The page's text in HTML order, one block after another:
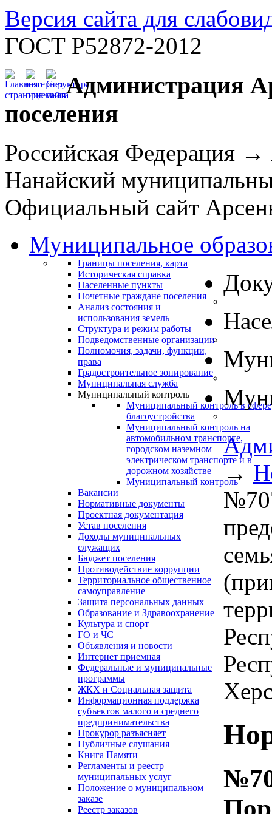
Версия сайта для
ГОСТ Р52872-2012
Администрация
поселения
Российская Федерация
Нанайский
Официальный сайт
Муниципальное
Границы поселения, карта
Историческая справка
Населенные пункты
Почетные граждане поселения
Анализ состояния и
использования земель
Структура и режим работы
Подведомственные организации
Полномочия, задачи, функции,
права
Градостроительное зонирование
Муниципальная служба
Муниципальный контроль
Муниципальный контроль в сфере
благоустройства
Муниципальный контроль на
автомобильном транспорте,
городском наземном
электрическом транспорте и в
дорожном хозяйстве
Муниципальный контроль
Вакансии
Нормативные документы
Проектная документация
Устав поселения
Доходы муниципальных
служащих
Бюджет поселения
Противодействие коррупции
Территориальное общественное
самоуправление
Защита персональных данных
Образование и Здравоохранение
Культура и спорт
ГО и ЧС
Объявления и новости
Интернет приемная
Федеральные и муниципальные
программы
ЖКХ и Социальная защита
Информационная поддержка
субъектов малого и среднего
предпринимательства
Прокурор разъясняет
Публичные слушания
Книга Памяти
Регламенты и реестр
муниципальных услуг
Положение о муниципальном
заказе
Реестр заказов
→